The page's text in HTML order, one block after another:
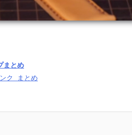
まとめ
ク まとめ